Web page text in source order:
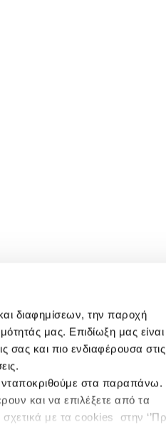
διαφημίσεων, την παροχή
μας. Επιδίωξη μας
σας και πιο ενδιαφέρουσα στις
στα παραπάνω.
και να επιλέξετε από τα
σχετικά με τα cookies στην